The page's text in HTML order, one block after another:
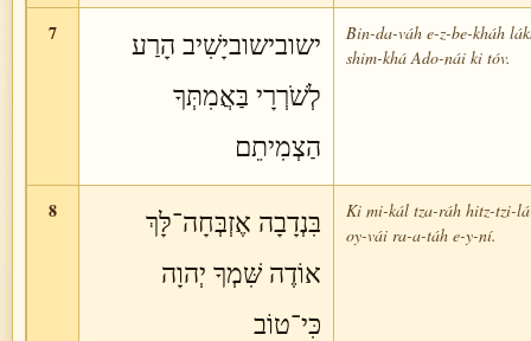
7
ישובישוביָשִׁיב הָרַע
לְשֹׁרְרָי בַּאֲמִתְּךָ
הַצְמִיתֵם
Bin-da-váh e-z-be-kháh
shim-khá Ado-nái ki tóv.
8
בִּנְדָבָה אֶזְבְּחָה־לָּךְ
אוֹדֶה שִּׁמְךָ יְהוָה
כִּי־טוֹב
Ki mi-kál tza-ráh hitz-tzi-
oy-vái ra-a-táh e-y-ní.